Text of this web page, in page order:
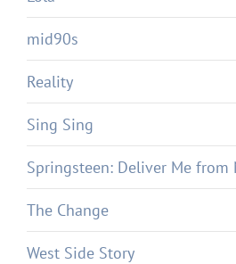
mid90s
Reality
Sing Sing
Springsteen: Deliver Me from
The Change
West Side Story